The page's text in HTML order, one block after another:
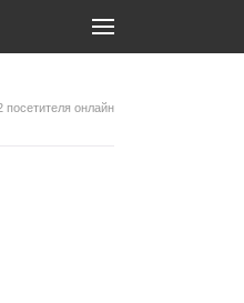
посетителя онлайн